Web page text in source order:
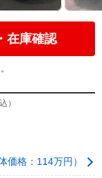
在庫確認
）
価格：114万円）